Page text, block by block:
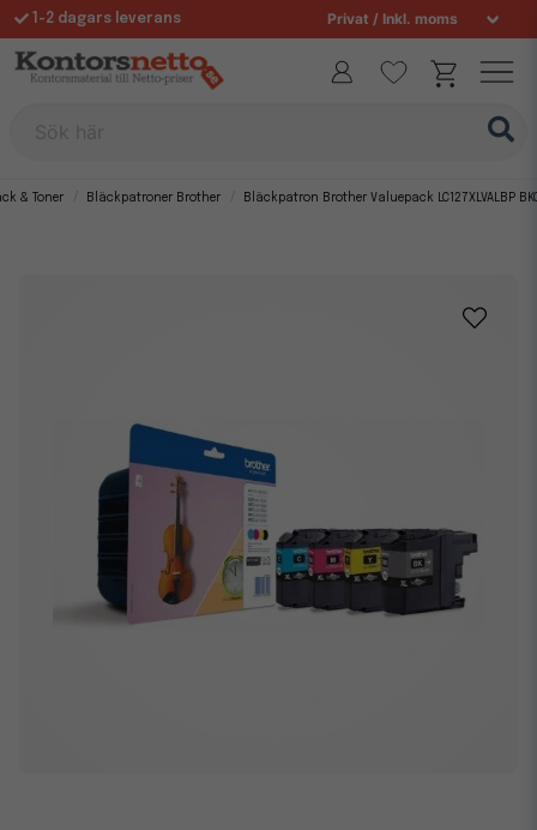
1-2 dagars leverans
Fri frakt över 995 kr
& Toner Bläckpatroner Brother Bläckpatron Brother Valuepack LC127XLVALBP